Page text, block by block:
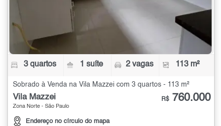
3 quartos 1 suíte 2 vagas 113 m²
Sobrado à Venda na Vila Mazzei com 3 quartos - 113 m²
Vila Mazzei
Zona Norte - São Paulo
Endereço no círculo do mapa
R$ 760.000